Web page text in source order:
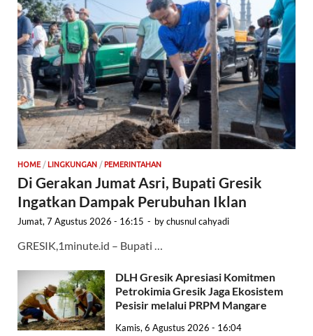
HOME / LINGKUNGAN / PEMERINTAHAN
Di Gerakan Jumat Asri, Bupati Gresik
Ingatkan Dampak Perubuhan Iklan
Jumat, 7 Agustus 2026 - 16:15 - bychusnul cahyadi
GRESIK,1minute.id – Bupati …
DLH Gresik Apresiasi Komitmen
Petrokimia Gresik Jaga Ekosistem
Pesisir melalui PRPM Mangare
Kamis, 6 Agustus 2026 - 16:04